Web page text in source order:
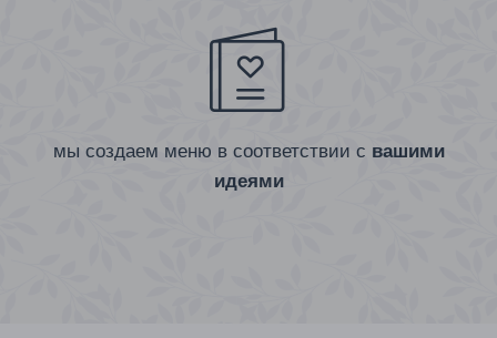
мы создаем меню в соответствии с вашими
идеями